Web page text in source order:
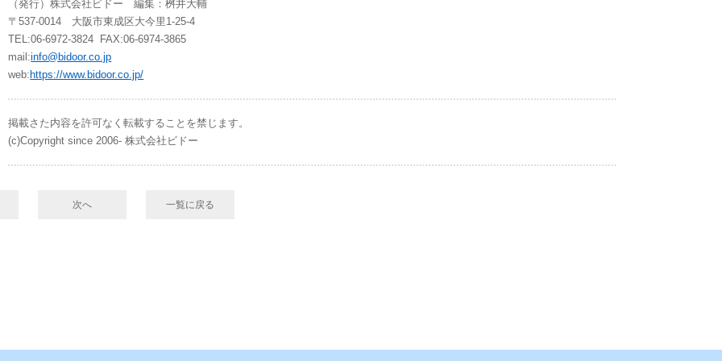
（発行）株式会社ビドー 編集：桝井大輔
〒537-0014 大阪市東成区大今里1-25-4
TEL:06-6972-3824 FAX:06-6974-3865
mail:info@bidoor.co.jp
web: https://www.bidoor.co.jp/
掲載さた内容を許可なく転載することを禁じます。
(c)Copyright since 2006- 株式会社ビドー
次へ 一覧に戻る